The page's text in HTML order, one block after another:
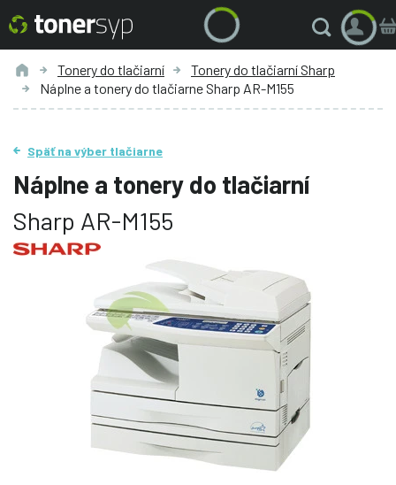
Tonery do tlačiarní
Tonery do tlačiarní Sharp
Náplne a tonery do tlačiarne Sharp AR-M155
Späť na výber tlačiarne
Náplne a tonery do tlačiarní
Sharp AR-M155